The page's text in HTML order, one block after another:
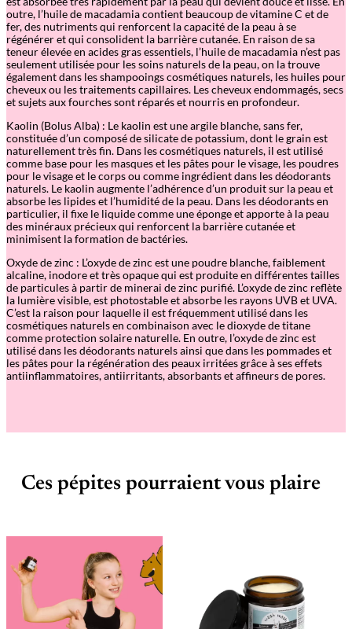
outre, l’huile de macadamia contient beaucoup de vitamine C et de
fer, des nutriments qui renforcent la capacité de la peau à se
régénérer et qui consolident la barrière cutanée. En raison de sa
teneur élevée en acides gras essentiels, l’huile de macadamia n’est pas
seulement utilisée pour les soins naturels de la peau, on la trouve
également dans les shampooings cosmétiques naturels, les huiles pour
cheveux ou les traitements capillaires. Les cheveux endommagés, secs
et sujets aux fourches sont réparés et nourris en profondeur.
Kaolin (Bolus Alba) : Le kaolin est une argile blanche, sans fer,
constituée d’un composé de silicate de potassium, dont le grain est
naturellement très fin. Dans les cosmétiques naturels, il est utilisé
comme base pour les masques et les pâtes pour le visage, les poudres
pour le visage et le corps ou comme ingrédient dans les déodorants
naturels. Le kaolin augmente l’adhérence d’un produit sur la peau et
absorbe les lipides et l’humidité de la peau. Dans les déodorants en
particulier, il fixe le liquide comme une éponge et apporte à la peau
des minéraux précieux qui renforcent la barrière cutanée et
minimisent la formation de bactéries.
Oxyde de zinc : L’oxyde de zinc est une poudre blanche, faiblement
alcaline, inodore et très opaque qui est produite en différentes tailles
de particules à partir de minerai de zinc purifié. L’oxyde de zinc reflète
la lumière visible, est photostable et absorbe les rayons UVB et UVA.
C’est la raison pour laquelle il est fréquemment utilisé dans les
cosmétiques naturels en combinaison avec le dioxyde de titane
comme protection solaire naturelle. En outre, l’oxyde de zinc est
utilisé dans les déodorants naturels ainsi que dans les pommades et
les pâtes pour la régénération des peaux irritées grâce à ses effets
antiinflammatoires, antiirritants, absorbants et affineurs de pores.
Ces pépites pourraient vous plaire